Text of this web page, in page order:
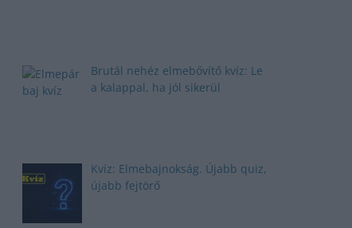
Brutál nehéz elmebővítő kvíz: Le
a kalappal, ha jól sikerül
Kvíz: Elmebajnokság. Újabb quiz,
újabb fejtörő